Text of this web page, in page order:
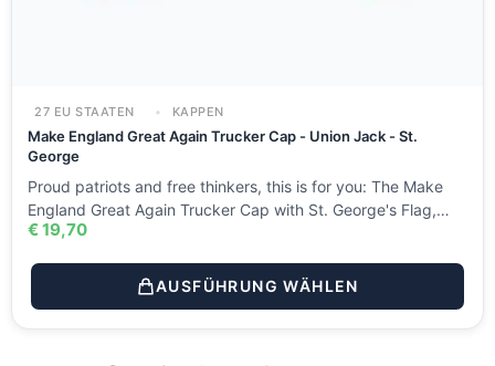
27 EU STAATEN KAPPEN
Make England Great Again Trucker Cap - Union Jack - St.
George
Proud patriots and free thinkers, this is for you: The Make
England Great Again Trucker Cap with St. George's Flag,…
€19,70
AUSFÜHRUNG WÄHLEN